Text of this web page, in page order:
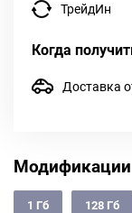
ТрейдИн
Когда
Доставка
Модификации
1 Гб 128 Гб